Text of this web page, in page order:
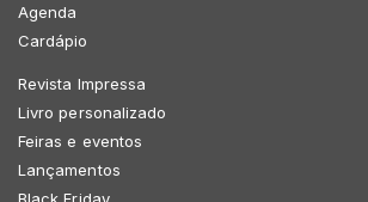
Agenda
Cardápio
Revista Impressa
Livro personalizado
Feiras e eventos
Lançamentos
Black Friday